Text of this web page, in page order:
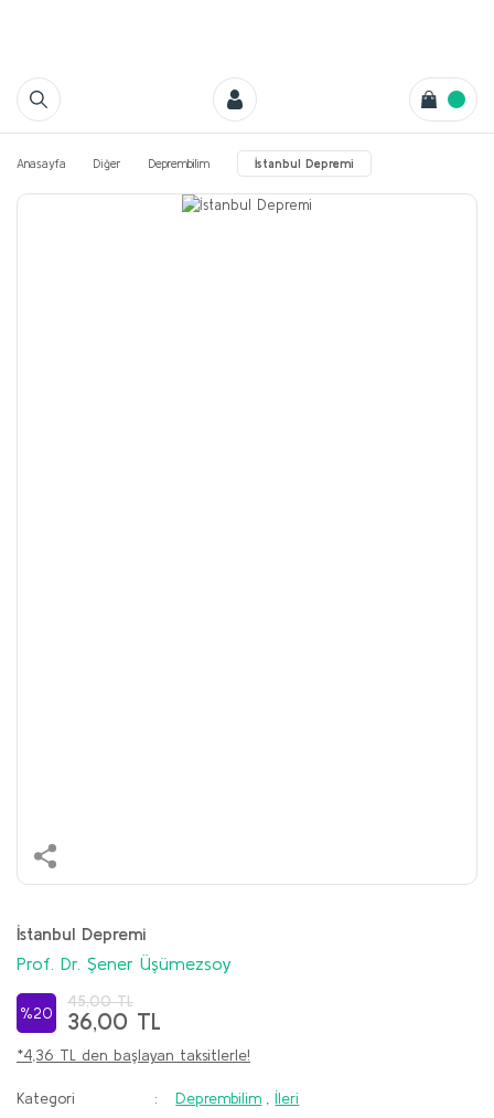
Anasayfa Diğer Deprembilim İstanbul Depremi
İstanbul Depremi
Prof. Dr. Şener Üşümezsoy
%20
45,00 TL
36,00 TL
*4,36 TL den başlayan taksitlerle!
Kategori Deprembilim ,İleri